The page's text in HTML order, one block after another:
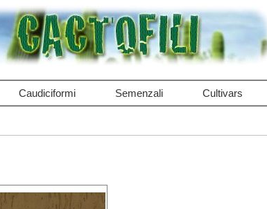
Caudiciformi Semenzali Cultivars